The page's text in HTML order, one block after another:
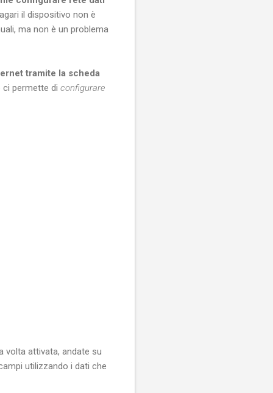
il dispositivo non è
ma non è un problema
tramite la scheda
ci permette di configurare
volta attivata, andate su
utilizzando i dati che